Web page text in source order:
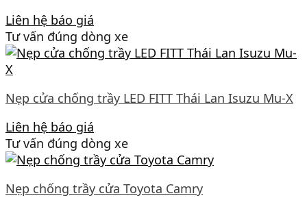
Liên hệ báo giá
Tư vấn đúng dòng xe
Nẹp cửa chống trầy LED FITT Thái Lan Isuzu Mu-X
Liên hệ báo giá
Tư vấn đúng dòng xe
Nẹp chống trầy cửa Toyota Camry